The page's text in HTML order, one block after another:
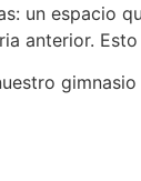
un espacio
anterior.
gimnasio